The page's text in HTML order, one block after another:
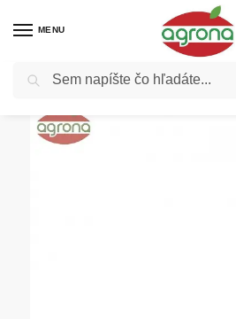
MENU
Domov Kvetináče, plôtiky, sadbovače, vázy,